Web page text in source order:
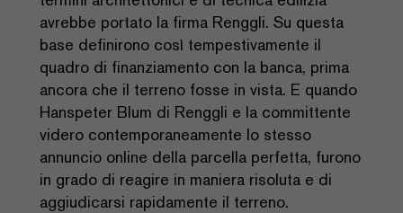
avrebbe portato la firma Renggli. Su questa
base definirono così tempestivamente il
quadro di finanziamento con la banca, prima
ancora che il terreno fosse in vista. E quando
Hanspeter Blum di Renggli e la committente
videro contemporaneamente lo stesso
annuncio online della parcella perfetta, furono
in grado di reagire in maniera risoluta e di
aggiudicarsi rapidamente il terreno.